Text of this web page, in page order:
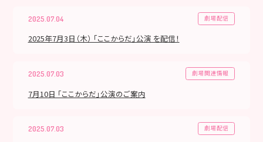
2025.07.04 劇場配信
2025年7月3日（木） 「ここからだ」公演 を配信！
2025.07.03 劇場関連情報
7月10日 「ここからだ」公演のご案内
2025.07.03 劇場配信